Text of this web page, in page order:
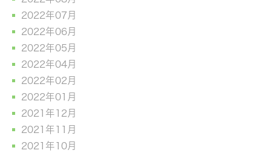
2022年07月
2022年06月
2022年05月
2022年04月
2022年02月
2022年01月
2021年12月
2021年11月
2021年10月